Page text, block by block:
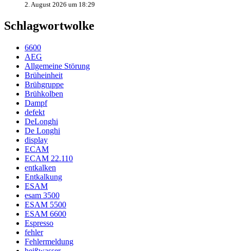
2. August 2026 um 18:29
Schlagwortwolke
6600
AEG
Allgemeine Störung
Brüheinheit
Brühgruppe
Brühkolben
Dampf
defekt
DeLonghi
De Longhi
display
ECAM
ECAM 22.110
entkalken
Entkalkung
ESAM
esam 3500
ESAM 5500
ESAM 6600
Espresso
fehler
Fehlermeldung